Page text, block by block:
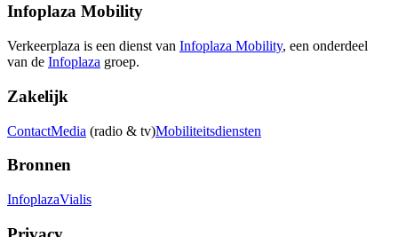
Infoplaza Mobility
Verkeerplaza is een dienst van Infoplaza Mobility, een onderdeel
van de Infoplaza groep.
Zakelijk
ContactMedia (radio & tv)Mobiliteitsdiensten
Bronnen
InfoplazaVialis